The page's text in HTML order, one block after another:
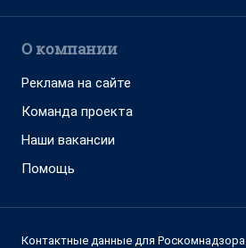
О компании
Реклама на сайте
Команда проекта
Наши вакансии
Помощь
Контактные данные для Роскомнадзора